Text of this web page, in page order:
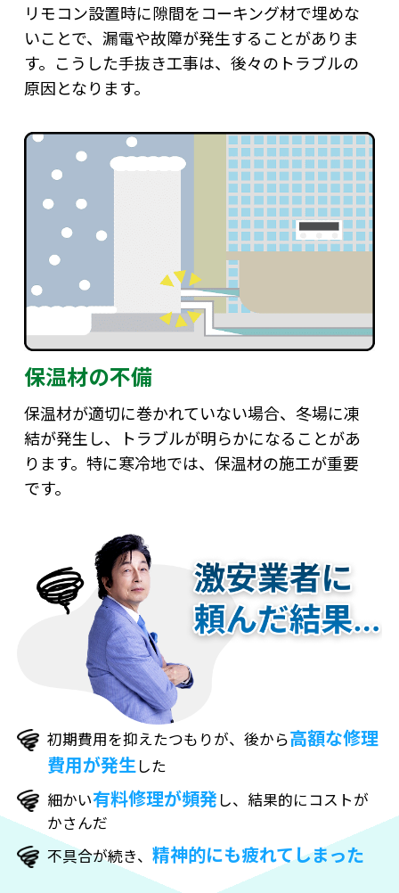
リモコン設置時に隙間をコーキング材で埋めな
いことで、漏電や故障が発生することがありま
す。こうした手抜き工事は、後々のトラブルの
原因となります。
保温材の不備
保温材が適切に巻かれていない場合、冬場に凍
結が発生し、トラブルが明らかになることがあ
ります。特に寒冷地では、保温材の施工が重要
です。
初期費用を抑えたつもりが、後から高額な修理
費用が発生 した
細かい有料修理が頻発し、結果的にコストが
かさんだ
不具合が続き、 精神的にも疲れてしまった